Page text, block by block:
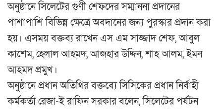
অনুষ্ঠানে সিলেটের গুণী শেফদের সম্মাননা প্রদানের
পাশাপাশি বিভিন্ন ক্ষেত্রে অবদানের জন্য পুরস্কার প্রদান করা
হয়। এসময় বক্তব্য রাখেন এস এম সাজ্জাদ শেফ, আবুল
কাশেম, হেলাল আহমদ, আজহার উদ্দিন, শাহ আলম, ইমন
আহমদ প্রমুখ।
অনুষ্ঠানে প্রধান অতিথির বক্তব্যে সিসিকের প্রধান নির্বাহী
কর্মকর্তা রেজা-ই রাফিন সরকার বলেন, সিলেটের পর্যটন